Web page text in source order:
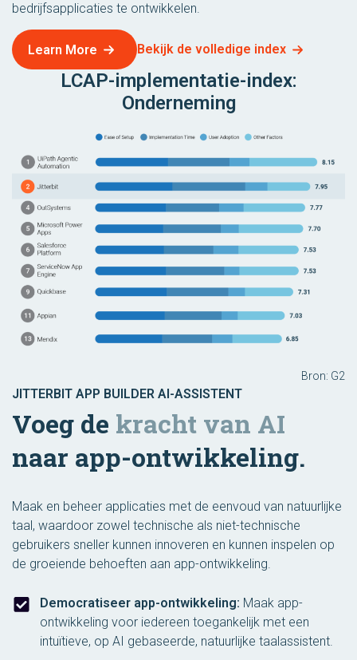
bedrijfsapplicaties te ontwikkelen.
Learn More Bekijk de volledige index
LCAP-implementatie-index:
Onderneming
Bron: G2
JITTERBIT APP BUILDER AI-ASSISTENT
Voeg de kracht van AI
naar app-ontwikkeling.
Maak en beheer applicaties met de eenvoud van natuurlijke
taal, waardoor zowel technische als niet-technische
gebruikers sneller kunnen innoveren en kunnen inspelen op
de groeiende behoeften aan app-ontwikkeling.
Democratiseer app-ontwikkeling: Maak app-
ontwikkeling voor iedereen toegankelijk met een
intuïtieve, op AI gebaseerde, natuurlijke taalassistent.